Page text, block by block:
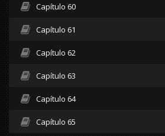
Capítulo 60
Capítulo 61
Capítulo 62
Capítulo 63
Capítulo 64
Capítulo 65